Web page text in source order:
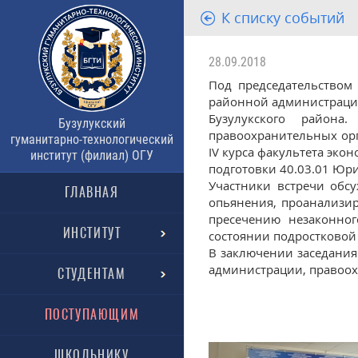
Бузулукский
гуманитарно-технологический
институт (филиал) ОГУ
ГЛАВНАЯ
ИНСТИТУТ
СТУДЕНТАМ
ПОСТУПАЮЩИМ
К списку событий
28.09.2018
Под
районной
Бузулукского
правоохранительных
IV курса факультета
подготовки 40.03.01
Участники встречи
опьянения,
пресечению
состоянии
В заключении
администрации,